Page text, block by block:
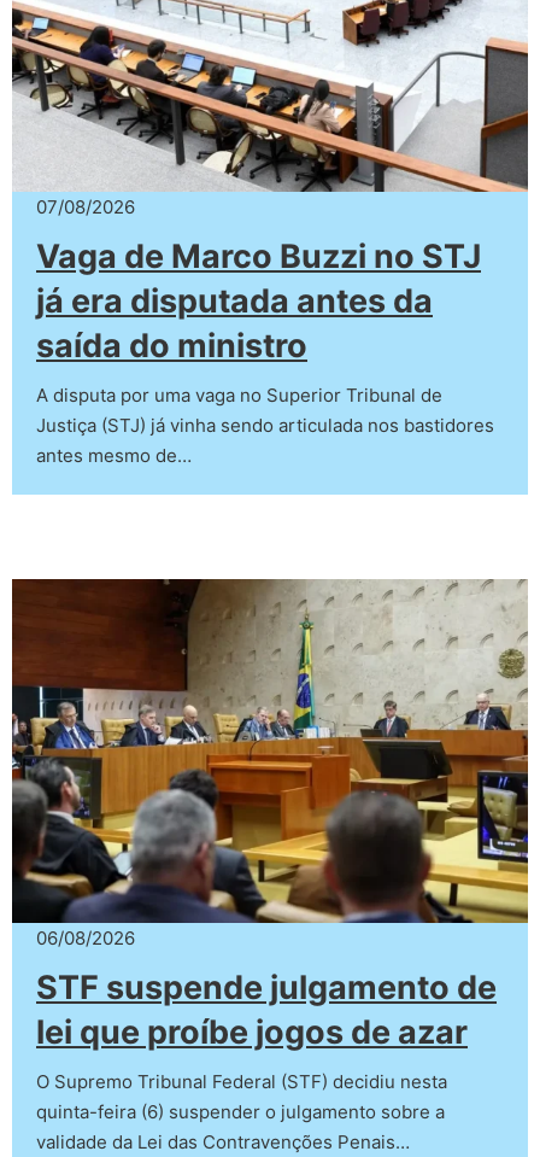
07/08/2026
Vaga de Marco Buzzi no STJ
já era disputada antes da
saída do ministro
A disputa por uma vaga no Superior Tribunal de
Justiça (STJ) já vinha sendo articulada nos bastidores
antes mesmo de…
06/08/2026
STF suspende julgamento de
lei que proíbe jogos de azar
O Supremo Tribunal Federal (STF) decidiu nesta
quinta-feira (6) suspender o julgamento sobre a
validade da Lei das Contravenções Penais…